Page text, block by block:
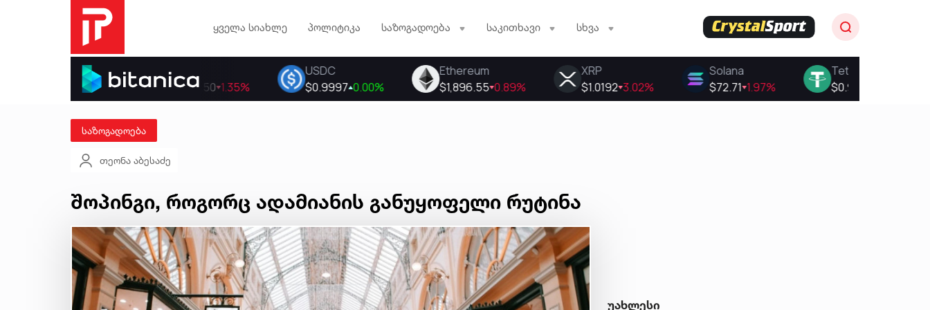
ყველა სიახლე პოლიტიკა საზოგადოება საკითხავი სხვა
საზოგადოება
თეონა აბესაძე
შოპინგი, როგორც ადამიანის განუყოფელი რუტინა
უახლესი